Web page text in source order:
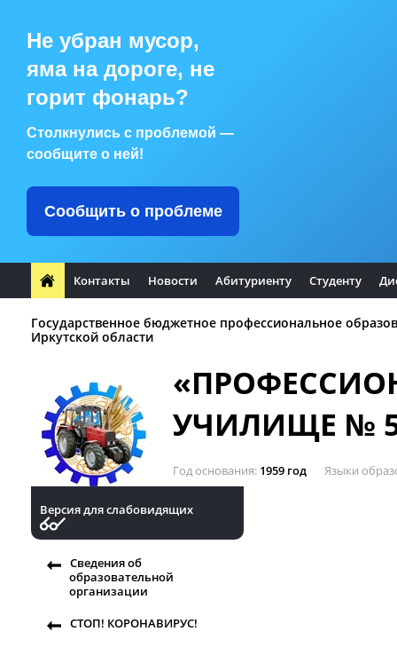
Не убран мусор,
яма на дороге, не
горит фонарь?
Столкнулись с проблемой —
сообщите о ней!
Сообщить о проблеме
Контакты Новости Абитуриенту Студенту
Государственное бюджетное профессиональное
Иркутской области
УЧИЛИЩЕ №
Год основания 1959 год Языки
Версия для слабовидящих
Сведения об
образовательной
организации
СТОП! КОРОНАВИРУС!